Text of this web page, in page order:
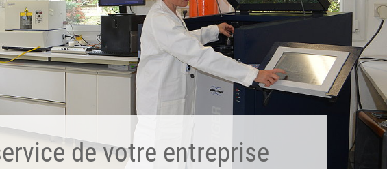
de votre entreprise